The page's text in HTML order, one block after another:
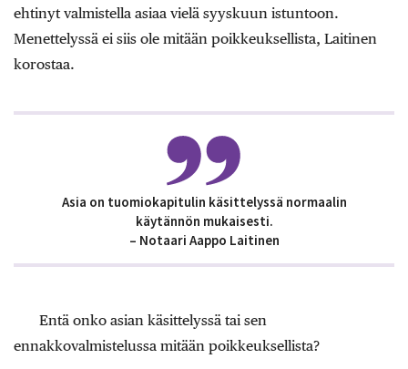
ehtinyt valmistella asiaa vielä syyskuun istuntoon.
Menettelyssä ei siis ole mitään poikkeuksellista, Laitinen
korostaa.
Asia on tuomiokapitulin käsittelyssä normaalin
käytännön mukaisesti.
– Notaari Aappo Laitinen
Entä onko asian käsittelyssä tai sen
ennakkovalmistelussa mitään poikkeuksellista?